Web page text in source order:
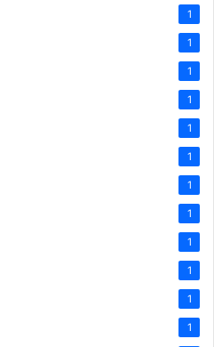
1
1
1
1
1
1
1
1
1
1
1
1